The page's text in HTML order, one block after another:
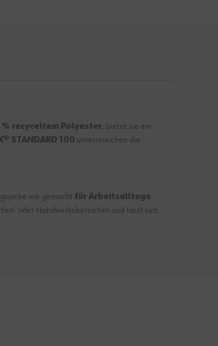
% recyceltem Polyester, bietet sie ein
STANDARD 100 unterstreichen die
wie gemacht für Arbeitsalltage
oder Handwerksbereichen und lässt sich